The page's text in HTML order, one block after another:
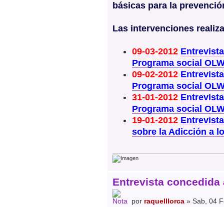
básicas para la
Las intervenciones
09-03-2012
Programa social
09-02-2012
Programa social
31-01-2012
Programa social
19-01-2012
sobre la Adicción a
Entrevista concedida
por raquelllorca » Sab, 04